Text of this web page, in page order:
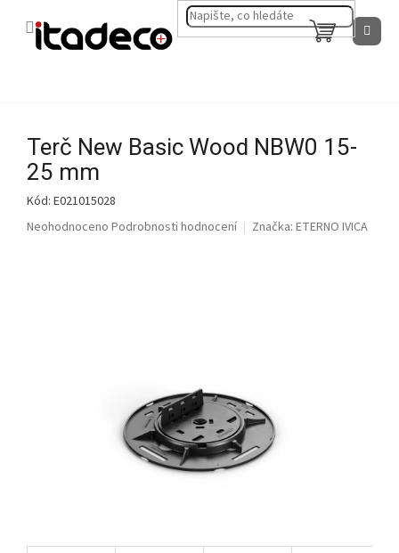
NÁKUPNÍ
KOŠÍK
Terč New Basic Wood NBW0 15-
25 mm
Kód: E021015028
Průměrné
Neohodnoceno Podrobnosti hodnocení Značka: ETERNO IVICA